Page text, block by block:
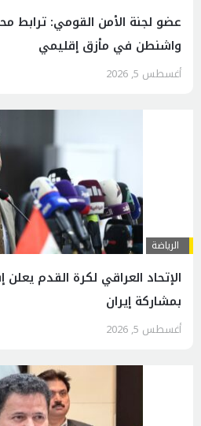
عضو لجنة الأمن القومي: ترابط
واشنطن في مأزق إقليمي
أغسطس 5, 2026
الرياضة
الإتحاد العراقي لكرة القدم يعلن
بمشاركة إيران
أغسطس 5, 2026